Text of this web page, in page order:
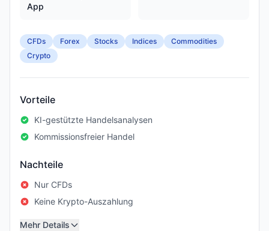
App
CFDs Forex Stocks Indices
Commodities
Crypto
Vorteile
KI-gestützte Handelsanalysen
Kommissionsfreier Handel
Nachteile
Nur CFDs
Keine Krypto-Auszahlung
Mehr Details